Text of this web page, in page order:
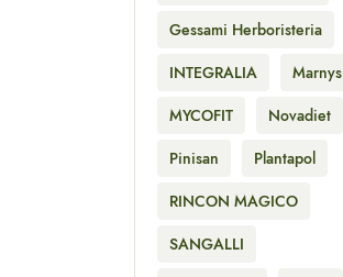
Gessami Herboristeria
INTEGRALIA
Marnys
MYCOFIT
Novadiet
Pinisan
Plantapol
RINCON MAGICO
SANGALLI